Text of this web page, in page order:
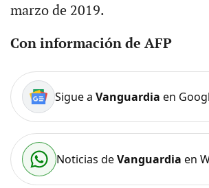
marzo de 2019.
Con información de AFP
Sigue a Vanguardia en
Noticias deVanguardia en